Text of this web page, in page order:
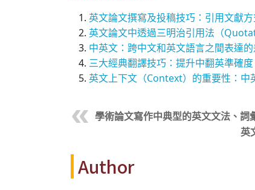
英文論文撰寫及投稿技巧：引用文獻
英文論文中透過三明治引用法（
中英文：跨中文和英文語言之間表達
三大經典翻譯技巧：提升中翻英準確度
英文上下文（Context）的重要性：中
學術論文寫作中典型的英文文法、詞
英
Author